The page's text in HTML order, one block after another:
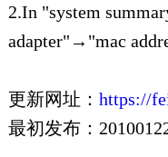
2.In "system
adapter"→"mac
更新网址： https://
最初发布：